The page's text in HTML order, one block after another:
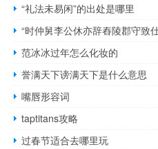
“礼法未易闲”的出处是哪里
“时仲舅李公休亦辞舂陵郡守致
范冰冰过年怎么化妆的
誉满天下谤满天下是什么意思
嘴唇形容词
taptitans攻略
过春节适合去哪里玩